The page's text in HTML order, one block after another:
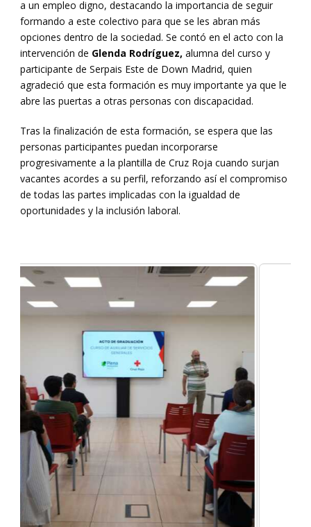
a un empleo digno, destacando la importancia de seguir
formando a este colectivo para que se les abran más
opciones dentro de la sociedad. Se contó en el acto con la
intervención de Glenda Rodríguez, alumna del curso y
participante de Serpais Este de Down Madrid, quien
agradeció que esta formación es muy importante ya que le
abre las puertas a otras personas con discapacidad.
Tras la finalización de esta formación, se espera que las
personas participantes puedan incorporarse
progresivamente a la plantilla de Cruz Roja cuando surjan
vacantes acordes a su perfil, reforzando así el compromiso
de todas las partes implicadas con la igualdad de
oportunidades y la inclusión laboral.